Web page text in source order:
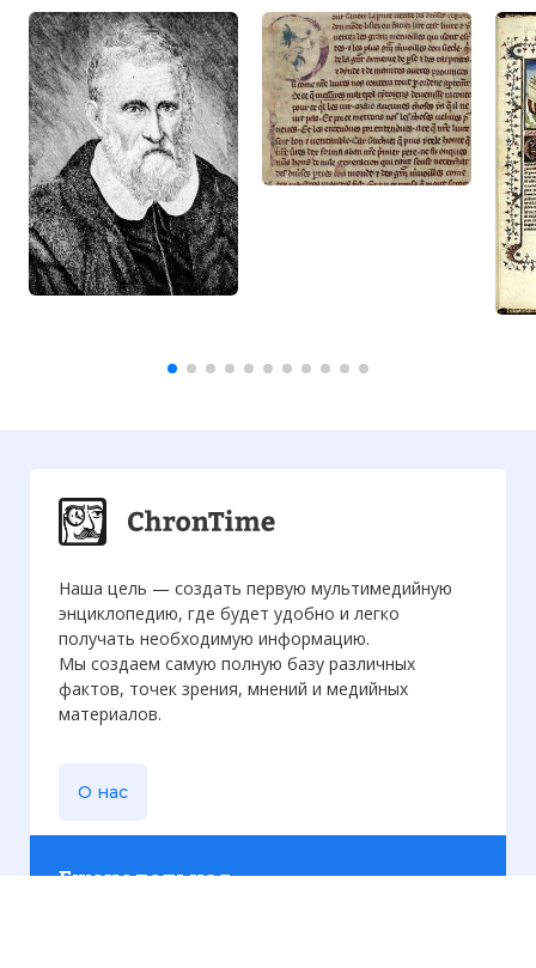
Наша цель — создать первую мультимедийную
энциклопедию, где будет удобно и легко
получать необходимую информацию.
Мы создаем самую полную базу различных
фактов, точек зрения, мнений и медийных
материалов.
О нас
Еженедельная